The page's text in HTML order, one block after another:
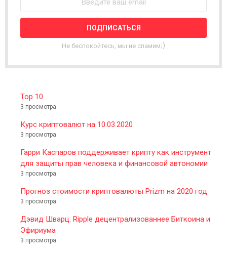
L
T
R
Не беспокойтесь, мы не спамим;)
Top 10
3 просмотра
Курс криптовалют на 10.03.2020
3 просмотра
Гарри Каспаров поддерживает крипту как инструмент
для защиты прав человека и финансовой автономии
3 просмотра
Прогноз стоимости криптовалюты Prizm на 2020 год
3 просмотра
Дэвид Шварц: Ripple децентрализованнее Биткоина и
Эфириума
3 просмотра